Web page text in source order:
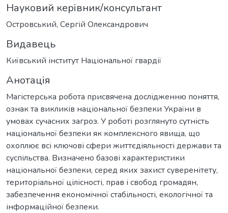
Науковий керівник/консультант
Островський, Сергій Олександрович
Видавець
Київський інститут Національної гвардії
Анотація
Магістерська робота присвячена дослідженню поняття,
ознак та викликів національної безпеки України в
умовах сучасних загроз. У роботі розглянуто сутність
національної безпеки як комплексного явища, що
охоплює всі ключові сфери життєдіяльності держави та
суспільства. Визначено базові характеристики
національної безпеки, серед яких захист суверенітету,
територіальної цілісності, прав і свобод громадян,
забезпечення економічної стабільності, екологічної та
інформаційної безпеки.